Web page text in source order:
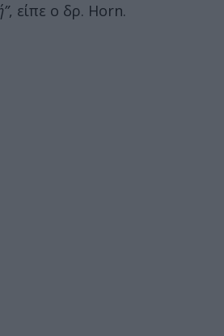
, είπε ο δρ. Horn.